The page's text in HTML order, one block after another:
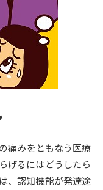
資料請求
共通テスト「受験案
求
卒業程度認定試験
員資格認定試験
痛みをともなう医療
げるにはどうしたら
、認知機能が発達途